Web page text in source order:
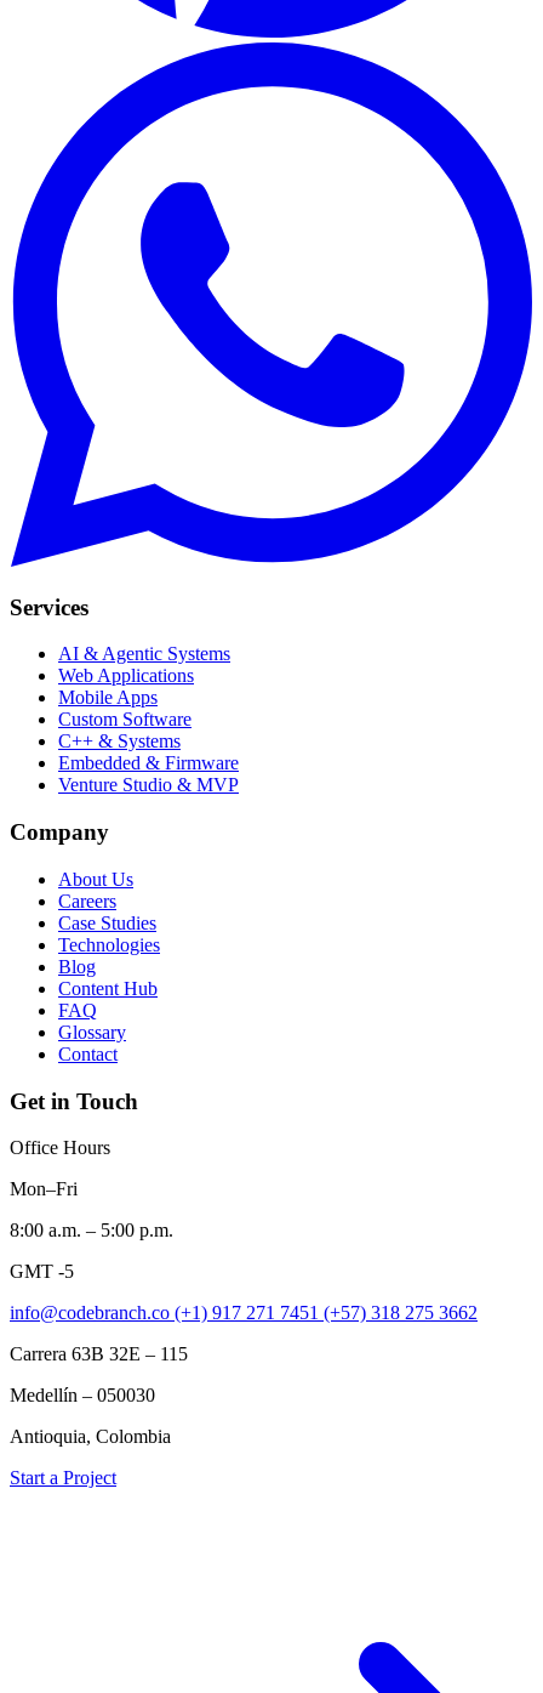
Services
AI & Agentic Systems
Web Applications
Mobile Apps
Custom Software
C++ & Systems
Embedded & Firmware
Venture Studio & MVP
Company
About Us
Careers
Case Studies
Technologies
Blog
Content Hub
FAQ
Glossary
Contact
Get in Touch
Office Hours
Mon–Fri
8:00 a.m. – 5:00 p.m.
GMT -5
info@codebranch.co (+1) 917 271 7451 (+57) 318 275 3662
Carrera 63B 32E – 115
Medellín – 050030
Antioquia, Colombia
Start a Project